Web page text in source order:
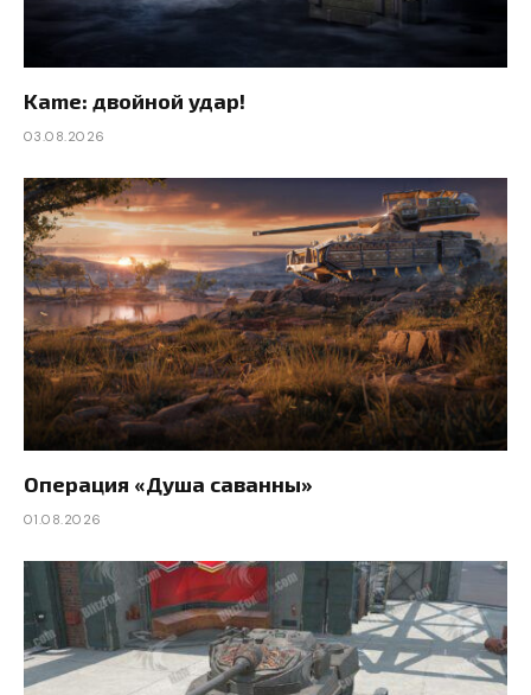
Kame: двойной удар!
03.08.2026
Операция «Душа саванны»
01.08.2026